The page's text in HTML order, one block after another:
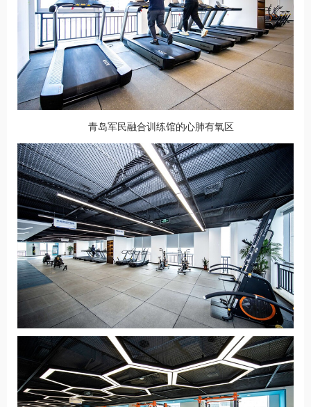
青岛军民融合训练馆的心肺有氧区